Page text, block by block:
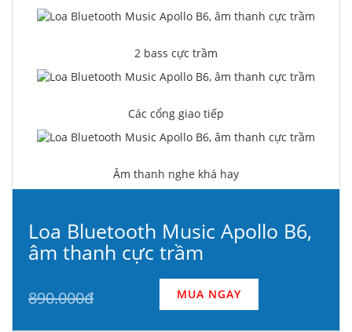
2 bass cực trầm
Các cổng giao tiếp
Âm thanh nghe khá hay
Loa Bluetooth Music Apollo B6,
âm thanh cực trầm
890.000đ MUA NGAY